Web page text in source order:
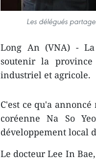
Les délégués
Long An (VNA) - La
soutenir la
industriel et agricole.
C'est ce qu'a
coréenne Na So
développement local
Le docteur Lee In